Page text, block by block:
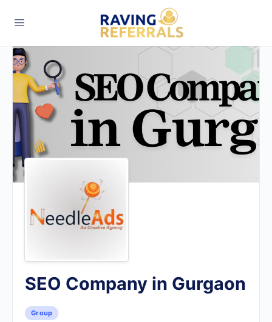
SEO Company in Gurgaon
Group